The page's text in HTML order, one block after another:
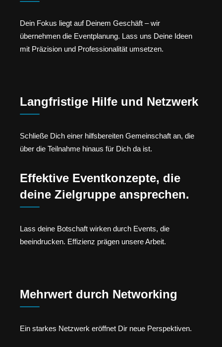
Dein Fokus liegt auf Deinem Geschäft – wir
übernehmen die Eventplanung. Lass uns Deine Ideen
mit Präzision und Professionalität umsetzen.
Langfristige Hilfe und Netzwerk
Schließe Dich einer hilfsbereiten Gemeinschaft an, die
über die Teilnahme hinaus für Dich da ist.
Effektive Eventkonzepte, die
deine Zielgruppe ansprechen.
Lass deine Botschaft wirken durch Events, die
beeindrucken. Effizienz prägen unsere Arbeit.
Mehrwert durch Networking
Ein starkes Netzwerk eröffnet Dir neue Perspektiven.